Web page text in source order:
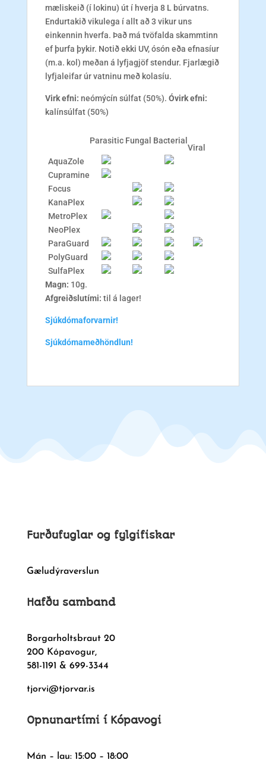
mæliskeið (í lokinu) út í hverja 8 L búrvatns.
Endurtakið vikulega í allt að 3 vikur uns
einkennin hverfa. Það má tvöfalda skammtinn
ef þurfa þykir. Notið ekki UV, ósón eða efnasíur
(m.a. kol) meðan á lyfjagjöf stendur. Fjarlægið
lyfjaleifar úr vatninu með kolasíu.
Virk efni: neómýcín súlfat (50%). Óvirk efni:
kalínsúlfat (50%)
ParasiticFungal Bacterial
Viral
AquaZole
Cupramine
Focus
KanaPlex
MetroPlex
NeoPlex
ParaGuard
PolyGuard
SulfaPlex
Magn: 10g.
Afgreiðslutími: til á lager!
Sjúkdómaforvarnir!
Sjúkdómameðhöndlun!
Furðufuglar og fylgifiskar
Gæludýraverslun
Hafðu samband
Borgarholtsbraut 20
200 Kópavogur,
581-1191 & 699-3344
tjorvi@tjorvar.is
Opnunartími í Kópavogi
Mán – lau: 15:00 – 18:00